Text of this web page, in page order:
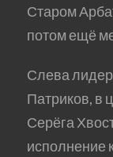
Старом
потом ещё
Слева
Патриков, в
Серёга
исполнение